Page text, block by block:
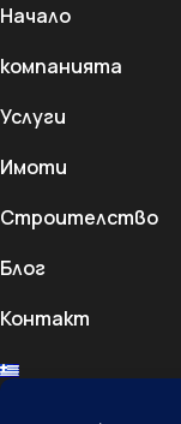
Начало
компанията
Услуги
Имоти
Строителство
Блог
Контакт